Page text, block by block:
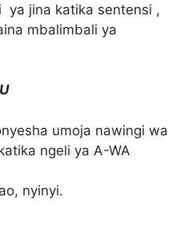
ya jina katika sentensi ,
mbalimbali ya
umoja nawingi wa
ngeli ya A-WA
nyinyi.